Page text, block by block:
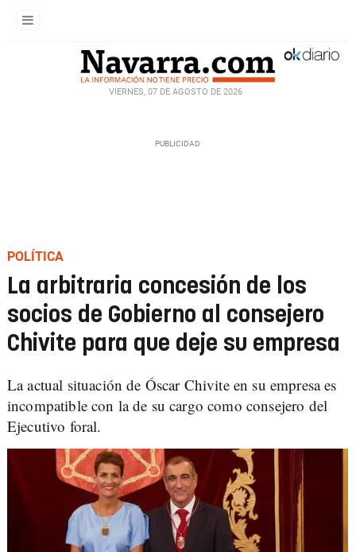
VIERNES, 07 DE AGOSTO DE 2026
POLÍTICA
La arbitraria concesión de los
socios de Gobierno al consejero
Chivite para que deje su empresa
La actual situación de Óscar Chivite en su empresa es
incompatible con la de su cargo como consejero del
Ejecutivo foral.